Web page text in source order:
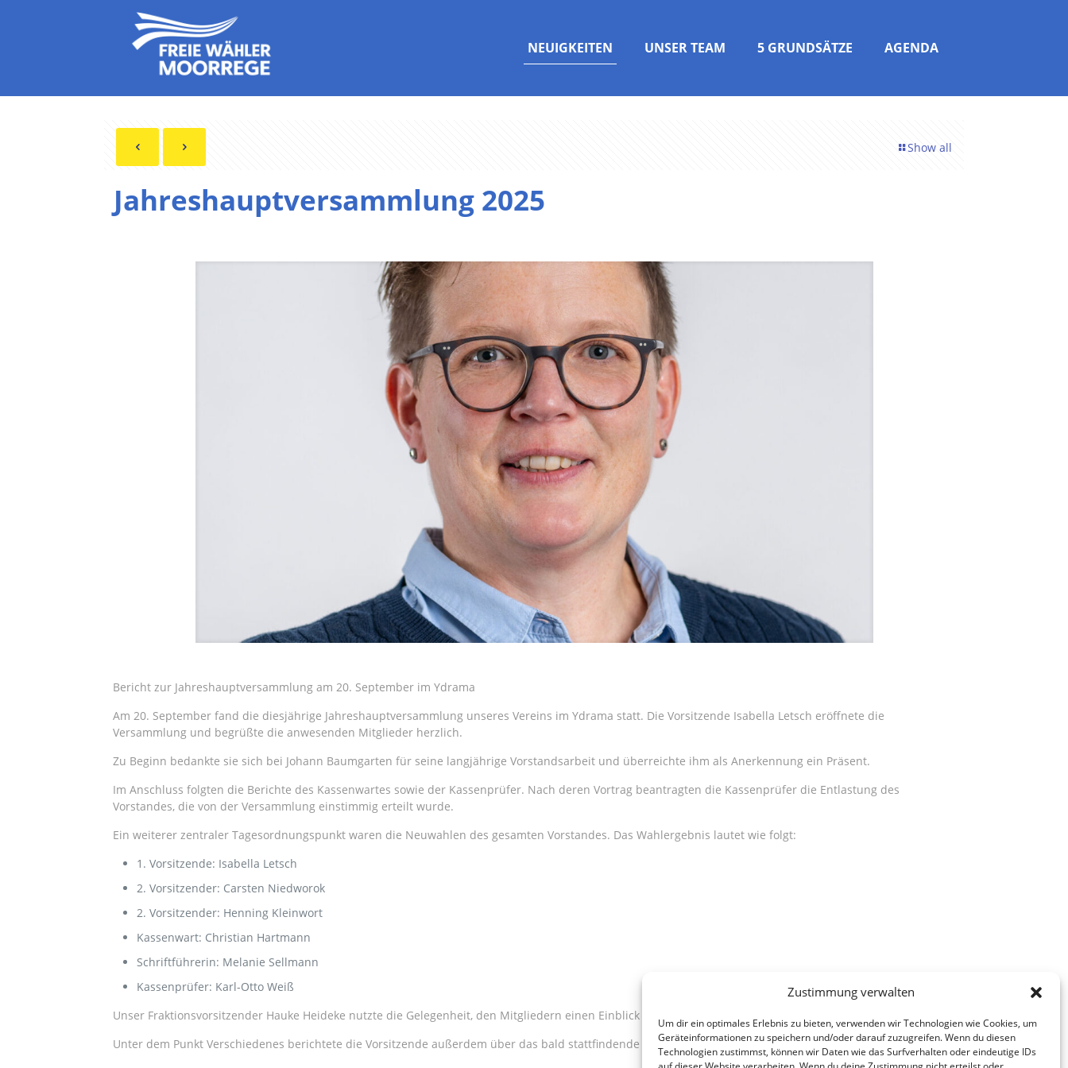
Zustimmung verwalten
Um dir ein optimales Erlebnis zu bieten, verwenden wir Technologien wie Cookies, um
Geräteinformationen zu speichern und/oder darauf zuzugreifen. Wenn du diesen
Technologien zustimmst, können wir Daten wie das Surfverhalten oder eindeutige IDs
NEUIGKEITEN UNSER TEAM 5 GRUNDSÄTZE AGENDA
Show all
Jahreshauptversammlung 2025
Bericht zur Jahreshauptversammlung am 20. September im Ydrama
Am 20. September fand die diesjährige Jahreshauptversammlung unseres Vereins im Ydrama statt. Die Vorsitzende Isabella Letsch eröffnete die
Versammlung und begrüßte die anwesenden Mitglieder herzlich.
Zu Beginn bedankte sie sich bei Johann Baumgarten für seine langjährige Vorstandsarbeit und überreichte ihm als Anerkennung ein Präsent.
Im Anschluss folgten die Berichte des Kassenwartes sowie der Kassenprüfer. Nach deren Vortrag beantragten die Kassenprüfer die Entlastung des
Vorstandes, die von der Versammlung einstimmig erteilt wurde.
Ein weiterer zentraler Tagesordnungspunkt waren die Neuwahlen des gesamten Vorstandes. Das Wahlergebnis lautet wie folgt:
1. Vorsitzende: Isabella Letsch
2. Vorsitzender: Carsten Niedworok
2. Vorsitzender: Henning Kleinwort
Kassenwart: Christian Hartmann
Schriftführerin: Melanie Sellmann
Kassenprüfer: Karl-Otto Weiß
Unser Fraktionsvorsitzender Hauke Heideke nutzte die Gelegenheit, den Mitgliedern einen Einblick in das aktuelle politische Geschehen zu geben.
Unter dem Punkt Verschiedenes berichtete die Vorsitzende außerdem über das bald stattfindende Familienfest.